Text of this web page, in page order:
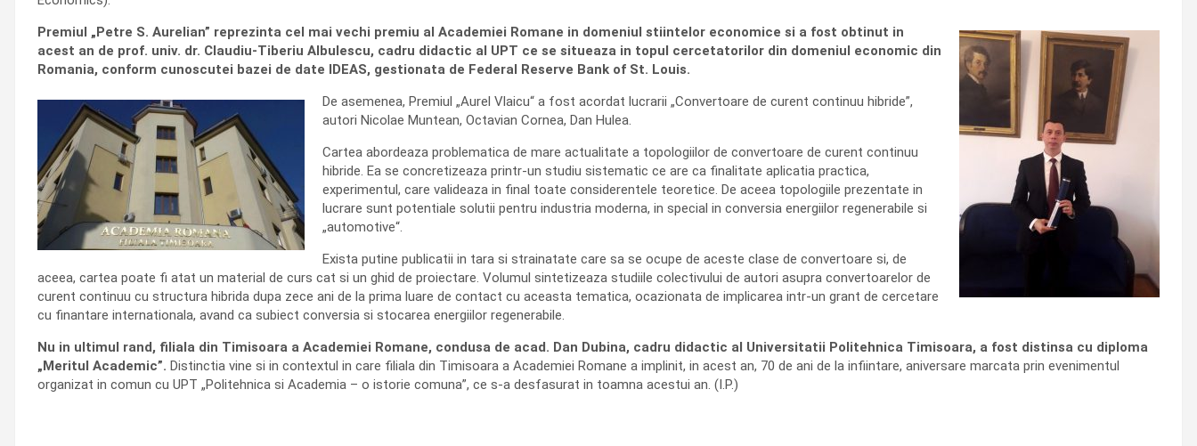
Premiul „Petre S. Aurelian” reprezinta cel mai vechi premiu al Academiei Romane in domeniul stiintelor economice si a fost obtinut in
acest an de prof. univ. dr. Claudiu-Tiberiu Albulescu, cadru didactic al UPT ce se situeaza in topul cercetatorilor din domeniul economic din
Romania, conform cunoscutei bazei de date IDEAS, gestionata de Federal Reserve Bank of St. Louis.
De asemenea, Premiul „Aurel Vlaicu“ a fost acordat lucrarii „Convertoare de curent continuu hibride”,
autori Nicolae Muntean, Octavian Cornea, Dan Hulea.
Cartea abordeaza problematica de mare actualitate a topologiilor de convertoare de curent continuu
hibride. Ea se concretizeaza printr-un studiu sistematic ce are ca finalitate aplicatia practica,
experimentul, care valideaza in final toate considerentele teoretice. De aceea topologiile prezentate in
lucrare sunt potentiale solutii pentru industria moderna, in special in conversia energiilor regenerabile si
„automotive“.
Exista putine publicatii in tara si strainatate care sa se ocupe de aceste clase de convertoare si, de
aceea, cartea poate fi atat un material de curs cat si un ghid de proiectare. Volumul sintetizeaza studiile colectivului de autori asupra convertoarelor de
curent continuu cu structura hibrida dupa zece ani de la prima luare de contact cu aceasta tematica, ocazionata de implicarea intr-un grant de cercetare
cu finantare internationala, avand ca subiect conversia si stocarea energiilor regenerabile.
Nu in ultimul rand, filiala din Timisoara a Academiei Romane, condusa de acad. Dan Dubina, cadru didactic al Universitatii Politehnica Timisoara, a fost distinsa cu diploma
„Meritul Academic”. Distinctia vine si in contextul in care filiala din Timisoara a Academiei Romane a implinit, in acest an, 70 de ani de la infiintare, aniversare marcata prin evenimentul
organizat in comun cu UPT „Politehnica si Academia – o istorie comuna”, ce s-a desfasurat in toamna acestui an. (I.P.)